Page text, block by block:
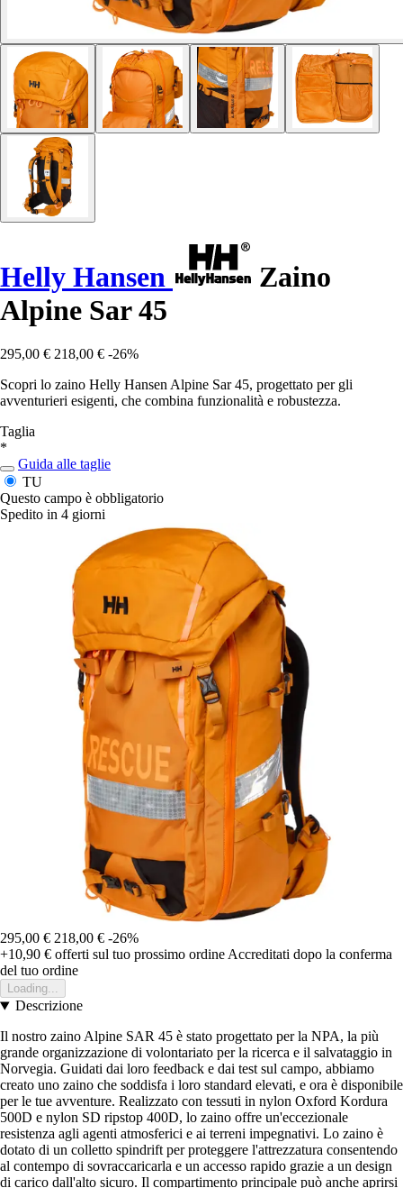
Helly Hansen
Zaino
Alpine Sar 45
295,00 € 218,00 € -26%
Scopri lo zaino Helly Hansen Alpine Sar 45, progettato per gli
avventurieri esigenti, che combina funzionalità e robustezza.
Taglia
*
Guida alle taglie
TU
Questo campo è obbligatorio
Spedito in 4 giorni
295,00 € 218,00 € -26%
+10,90 € offerti sul tuo prossimo ordineAccreditati dopo la conferma
del tuo ordine
Loading...
Descrizione
Il nostro zaino Alpine SAR 45 è stato progettato per la NPA, la più
grande organizzazione di volontariato per la ricerca e il salvataggio in
Norvegia. Guidati dai loro feedback e dai test sul campo, abbiamo
creato uno zaino che soddisfa i loro standard elevati, e ora è disponibile
per le tue avventure. Realizzato con tessuti in nylon Oxford Kordura
500D e nylon SD ripstop 400D, lo zaino offre un'eccezionale
resistenza agli agenti atmosferici e ai terreni impegnativi. Lo zaino è
dotato di un colletto spindrift per proteggere l'attrezzatura consentendo
al contempo di sovraccaricarla e un accesso rapido grazie a un design
di carico dall'alto sicuro. Il compartimento principale può anche aprirsi